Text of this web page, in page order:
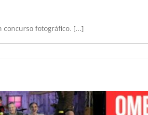
concurso fotográfico. [...]